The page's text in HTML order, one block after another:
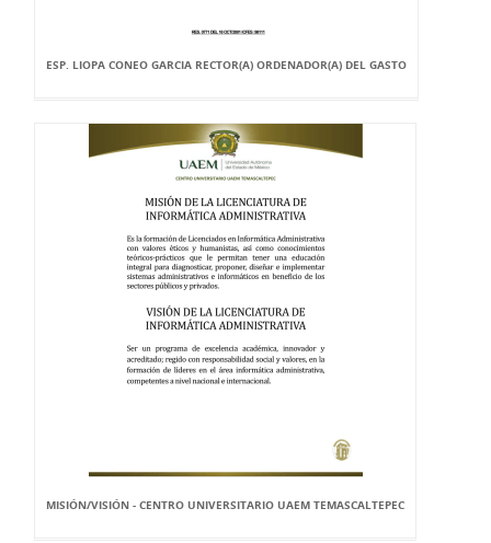
ESP. LIOPA CONEO GARCIA RECTOR(A) ORDENADOR(A) DEL GASTO
MISIÓN/VISIÓN - CENTRO UNIVERSITARIO UAEM TEMASCALTEPEC